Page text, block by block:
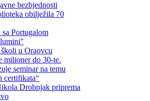
bezbjednosti
obilježila 70
sa Portugalom
u Oraovcu
milioner do 30-te.
seminar na temu
certifikata“
Drobnjak priprema